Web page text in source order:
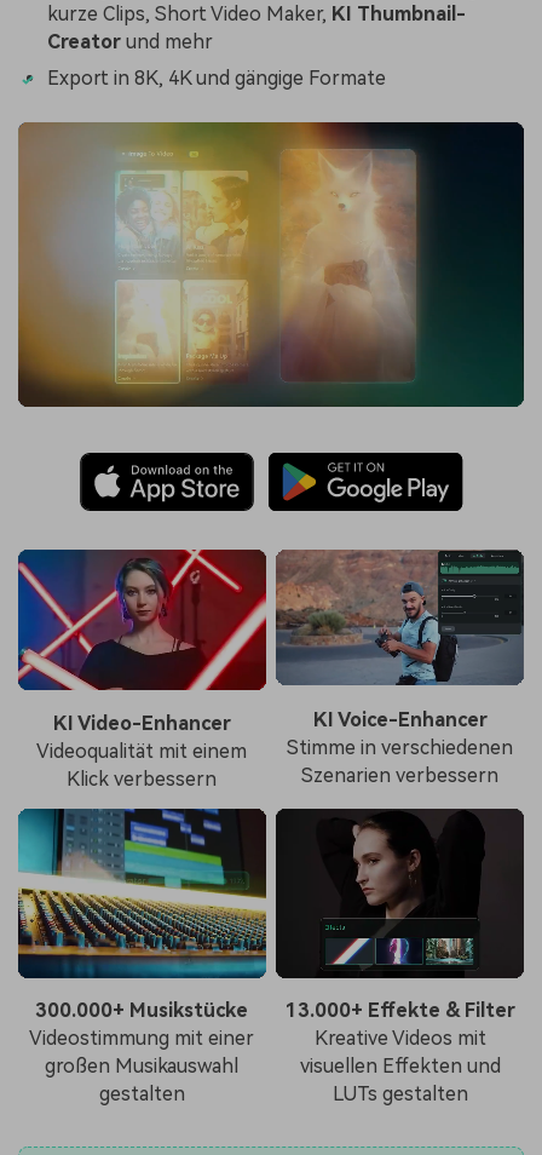
kurze Clips, Short Video Maker, KI Thumbnail-
Creator und mehr
Export in 8K, 4K und gängige Formate
KI Video-Enhancer
Videoqualität mit einem
Klick verbessern
KI Voice-Enhancer
Stimme in verschiedenen
Szenarien verbessern
300.000+ Musikstücke
Videostimmung mit einer
großen Musikauswahl
gestalten
13.000+ Effekte & Filter
Kreative Videos mit
visuellen Effekten und
LUTs gestalten